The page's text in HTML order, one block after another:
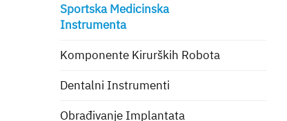
Sportska Medicinska
Instrumenta
Komponente Kirurških Robota
Dentalni Instrumenti
Obrađivanje Implantata